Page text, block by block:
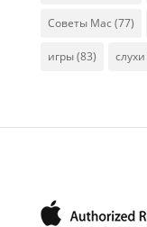
Советы Mac (77)
игры(83) слухи